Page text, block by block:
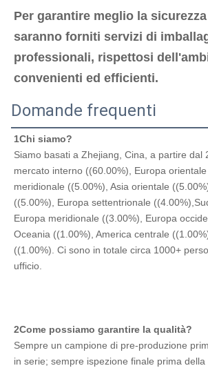
Per garantire meglio la
saranno forniti servizi di
professionali, rispettosi
convenienti ed efficienti.
Domande frequenti
1Chi siamo?
Siamo basati a Zhejiang, Cina, a partire dal
mercato interno ((60.00%), Europa
meridionale ((5.00%), Asia orientale
((5.00%), Europa settentrionale
Europa meridionale ((3.00%), Europa
Oceania ((1.00%), America centrale
((1.00%). Ci sono in totale circa 1000+
ufficio.
2Come possiamo garantire la qualità?
Sempre un campione di pre-produzione
in serie; sempre ispezione finale prima della